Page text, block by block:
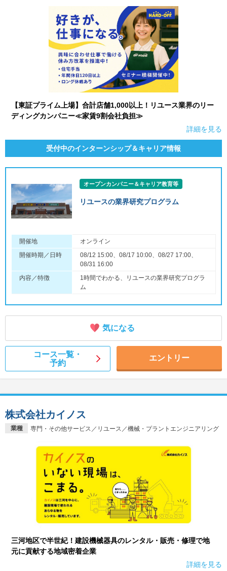
【東証プライム上場】合計店舗1,000以上！リユース業界のリー
ディングカンパニー≪家賃9割会社負担≫
詳細を見る
受付中のインターンシップ＆キャリア情報
オープンカンパニー＆キャリア教育等
リユースの業界研究プログラム
開催地
オンライン
開催時期／日時
08/12 15:00、08/17 10:00、08/27 17:00、
08/31 16:00
内容／特徴
1時間でわかる、リユースの業界研究プログラ
ム
気になる
コース一覧・
予約
エントリー
業種 専門・その他サービス／リユース／機械・プラントエンジニアリング
株式会社カイノス
三河地区で半世紀！建設機械器具のレンタル・販売・修理で地
元に貢献する地域密着企業
詳細を見る